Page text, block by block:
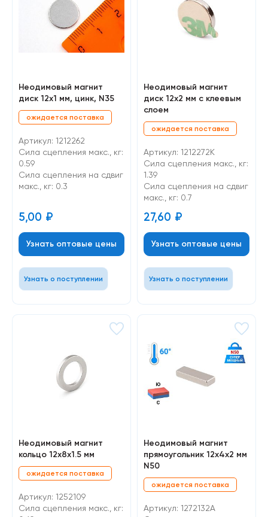
Неодимовый магнит
диск 12х1 мм, цинк, N35
ожидается поставка
Артикул: 1212262
Сила сцепления макс., кг:
0.59
Cила сцепления на сдвиг
макс., кг: 0.3
5,00 ₽
Узнать оптовые цены
Узнать о поступлении
Неодимовый магнит
диск 12х2 мм с клеевым
слоем
ожидается поставка
Артикул: 1212272К
Сила сцепления макс., кг:
1.39
Cила сцепления на сдвиг
макс., кг: 0.7
27,60 ₽
Узнать оптовые цены
Узнать о поступлении
Неодимовый магнит
кольцо 12х8х1.5 мм
ожидается поставка
Артикул: 1252109
Сила сцепления макс., кг:
Неодимовый магнит
прямоугольник 12х4х2 мм
N50
ожидается поставка
Артикул: 1272132A